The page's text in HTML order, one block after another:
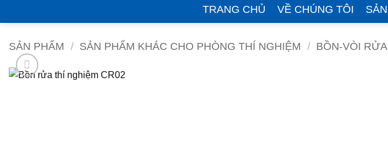
TRANG CHỦ VỀ CHÚNG TÔI
SẢN PHẨM / SẢN PHẨM KHÁC CHO PHÒNG THÍ NGHIỆM / BỒN-VÒI